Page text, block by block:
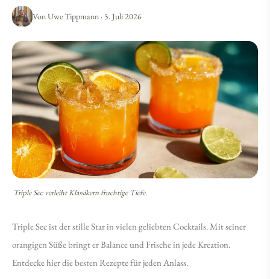
Die
34
besten
Rezepte
zum
Mixen
Die
34
besten
Rezepte
zum
Mixen
Von Uwe Tippmann · 5. Juli 2026
Triple Sec verleiht Klassikern fruchtige Tiefe.
Triple Sec ist der stille Star in vielen geliebten Cocktails. Mit seiner
orangigen Süße bringt er Balance und Frische in jede Kreation.
Entdecke hier die besten Rezepte für jeden Anlass.